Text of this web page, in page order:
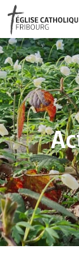
Région
Actualités
Agenda
Corporation